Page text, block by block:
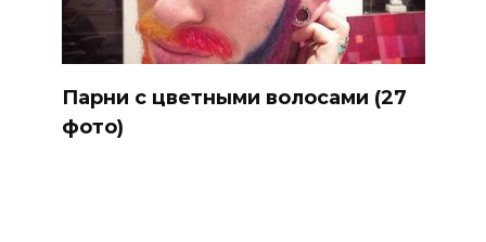
Парни с цветными волосами (27
фото)